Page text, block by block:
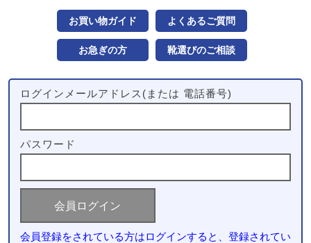
お買い物ガイド よくあるご質問
お急ぎの方 靴選びのご相談
ログインメールアドレス(または 電話番号)
パスワード
会員登録をされている方はログインすると、登録されてい